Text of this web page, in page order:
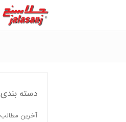
دسته بندی
آخرین مطالب